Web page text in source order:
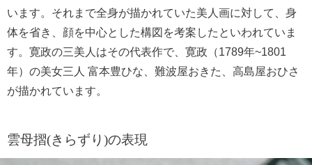
います。それまで全身が描かれていた美人画に対して、身
体を省き、顔を中心とした構図を考案したといわれていま
す。寛政の三美人はその代表作で、寛政（1789年~1801
年）の美女三人 富本豊ひな、難波屋おきた、高島屋おひさ
が描かれています。
雲母摺(きらずり)の表現